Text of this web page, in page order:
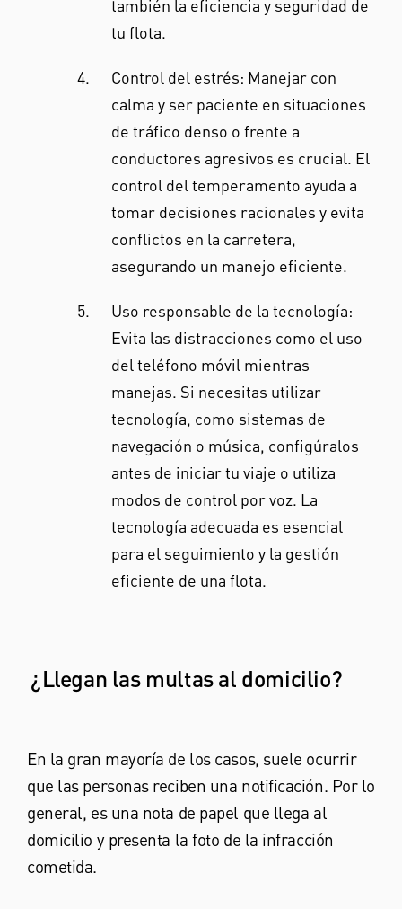
también la eficiencia y seguridad de
tu flota.
Control del estrés: Manejar con
calma y ser paciente en situaciones
de tráfico denso o frente a
conductores agresivos es crucial. El
control del temperamento ayuda a
tomar decisiones racionales y evita
conflictos en la carretera,
asegurando un manejo eficiente.
Uso responsable de la tecnología:
Evita las distracciones como el uso
del teléfono móvil mientras
manejas. Si necesitas utilizar
tecnología, como sistemas de
navegación o música, configúralos
antes de iniciar tu viaje o utiliza
modos de control por voz. La
tecnología adecuada es esencial
para el seguimiento y la gestión
eficiente de una flota.
¿Llegan las multas al domicilio?
En la gran mayoría de los casos, suele ocurrir
que las personas reciben una notificación. Por lo
general, es una nota de papel que llega al
domicilio y presenta la foto de la infracción
cometida.